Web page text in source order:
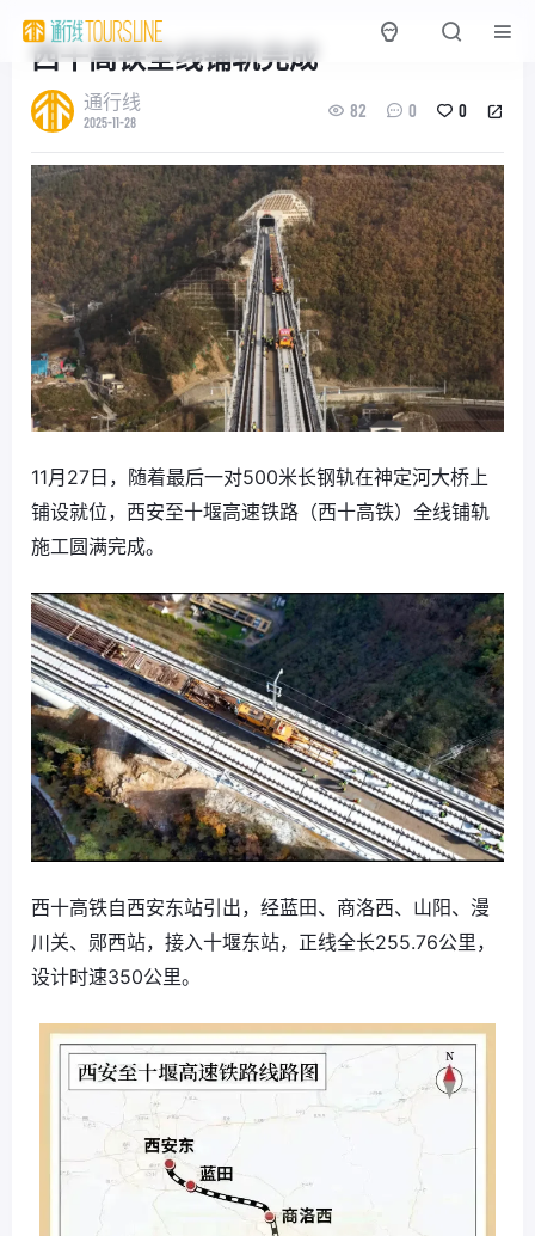
西十高铁全线铺轨完成
通行线
2025-11-28
82 0 0
11月27日，随着最后一对500米长钢轨在神定河大桥上
铺设就位，西安至十堰高速铁路（西十高铁）全线铺轨
施工圆满完成。
西十高铁自西安东站引出，经蓝田、商洛西、山阳、漫
川关、郧西站，接入十堰东站，正线全长255.76公里，
设计时速350公里。